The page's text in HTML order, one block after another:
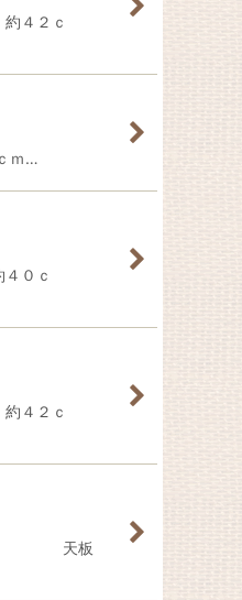
４２ｃ
ｍ…
０ｃ
４２ｃ
ー】 天板